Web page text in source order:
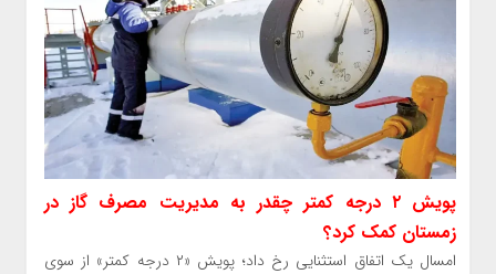
پویش ۲ درجه کمتر چقدر به مدیریت مصرف گاز در
زمستان کمک کرد؟
امسال یک اتفاق استثنایی رخ داد؛ پویش «۲ درجه کمتر» از سوی